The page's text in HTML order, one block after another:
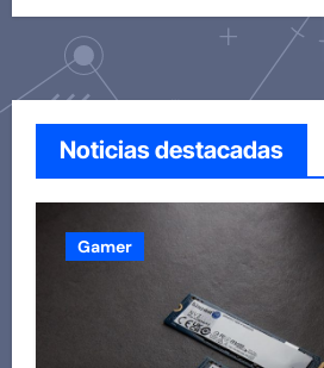
Noticias destacadas
Gamer